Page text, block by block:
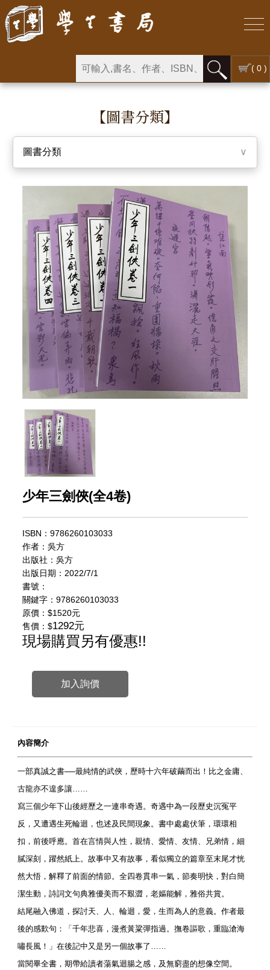
( 0 )
【圖書分類】
圖書分類 ∨
少年三劍俠(全4卷)
ISBN：9786260103033
作者：吳方
出版社：吳方
出版日期：2022/7/1
書號：
關鍵字：9786260103033
原價：$1520元
售價：$1292元
現場購買另有優惠!!
加入詢價
內容簡介
一部真誠之書──最純情的武俠，歷時十六年破繭而出！比之金庸、
古龍亦不遑多讓……
寫三個少年下山後經歷之一連串奇遇。奇遇中為一段歷史沉冤平
反，又遭遇生死輪迴，也述及民間現象。書中處處伏筆，環環相
扣，前後呼應。首在言情與人性，親情、愛情、友情、兄弟情，細
膩深刻，躍然紙上。故事中又有故事，看似獨立的篇章至末尾才恍
然大悟，解釋了前面的情節。全四卷貫串一氣，節奏明快，對白簡
潔生動，詩詞文句典雅優美而不艱澀，老嫗能解，雅俗共賞。
結尾融入佛道，探討天、人、輪迴，愛，生而為人的意義。作者最
後的感歎句：「千年悲喜，漫煮黃粱彈指過。撫卷謳歌，重臨滄海
嘯長風！」在後記中又是另一個故事了……
當閱畢全書，期帶給讀者蕩氣迴腸之感，及無窮盡的想像空間。